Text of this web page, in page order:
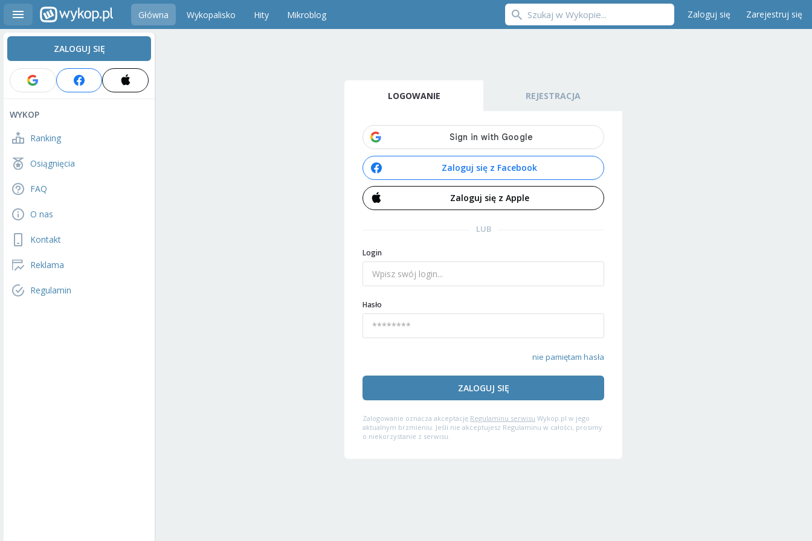
Główna Wykopalisko Hity Mikroblog Zaloguj się Zarejestruj się
ZALOGUJ SIĘ
WYKOP
Ranking
Osiągnięcia
FAQ
O nas
Kontakt
Reklama
Regulamin
LOGOWANIE REJESTRACJA
Zaloguj się z Facebook
Zaloguj się z Apple
LUB
Login
Hasło
nie pamiętam hasła
ZALOGUJ SIĘ
Zalogowanie oznacza akceptację Regulaminu serwisu Wykop.pl w jego
aktualnym brzmieniu. Jeśli nie akceptujesz Regulaminu w całości, prosimy
o niekorzystanie z serwisu.